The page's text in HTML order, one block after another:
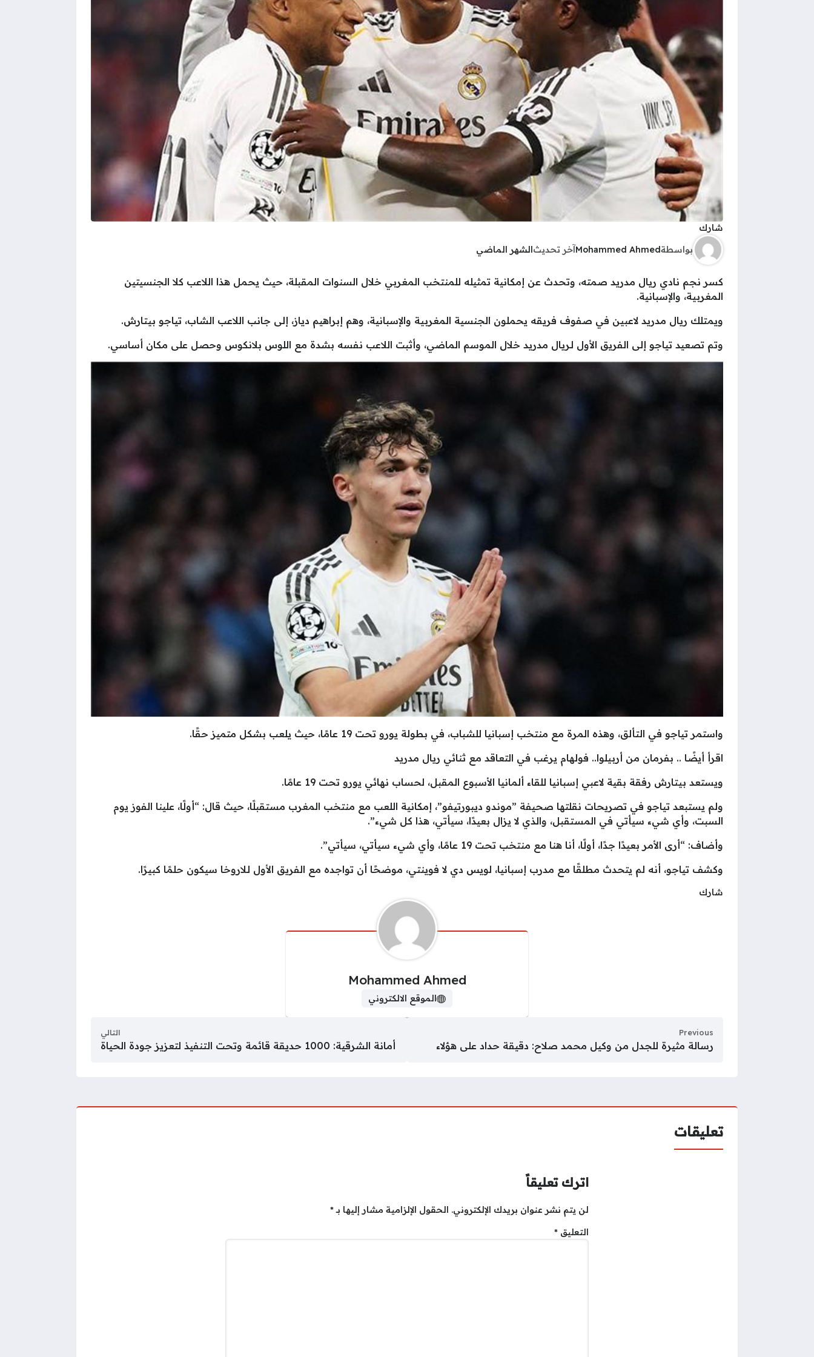
شارك
بواسطةMohammed Ahmedآخر تحديثالشهر الماضي
كسر نجم نادي ريال مدريد صمته، وتحدث عن إمكانية تمثيله للمنتخب المغربي خلال السنوات المقبلة، حيث يحمل هذا اللاعب كلا الجنسيتين
المغربية، والإسبانية.
ويمتلك ريال مدريد لاعبين في صفوف فريقه يحملون الجنسية المغربية والإسبانية، وهم إبراهيم دياز، إلى جانب اللاعب الشاب، تياجو بيتارش.
وتم تصعيد تياجو إلى الفريق الأول لـريال مدريد خلال الموسم الماضي، وأثبت اللاعب نفسه بشدة مع اللوس بلانكوس وحصل على مكان أساسي.
واستمر تياجو في التألق، وهذه المرة مع منتخب إسبانيا للشباب، في بطولة يورو تحت 19 عامًا، حيث يلعب بشكل متميز حقًا.
اقرأ أيضًا .. بفرمان من أربيلوا.. فولهام يرغب في التعاقد مع ثنائي ريال مدريد
ويستعد بيتارش رفقة بقية لاعبي إسبانيا للقاء ألمانيا الأسبوع المقبل، لحساب نهائي يورو تحت 19 عامًا.
ولم يستبعد تياجو في تصريحات نقلتها صحيفة ”موندو ديبورتيفو”، إمكانية اللعب مع منتخب المغرب مستقبلًا، حيث قال: “أولًا، علينا الفوز يوم
السبت، وأي شيء سيأتي في المستقبل، والذي لا يزال بعيدًا، سيأتي، هذا كل شيء”.
وأضاف: “أرى الأمر بعيدًا جدًا، أولًا، أنا هنا مع منتخب تحت 19 عامًا، وأي شيء سيأتي، سيأتي”.
وكشف تياجو، أنه لم يتحدث مطلقًا مع مدرب إسبانيا، لويس دي لا فوينتي، موضحًا أن تواجده مع الفريق الأول لـلاروخا سيكون حلمًا كبيرًا.
شارك
Mohammed Ahmed
الموقع الالكتروني
Previous
رسالة مثيرة للجدل من وكيل محمد صلاح: دقيقة حداد على هؤلاء
التالي
أمانة الشرقية: 1000 حديقة قائمة وتحت التنفيذ لتعزيز جودة الحياة
تعليقات
اترك تعليقاً
لن يتم نشر عنوان بريدك الإلكتروني. الحقول الإلزامية مشار إليها بـ*
التعليق *